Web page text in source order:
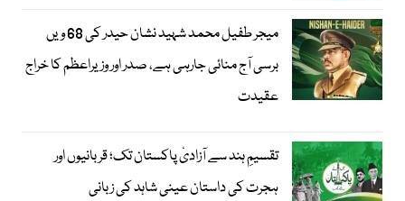
میجر طفیل محمد شہید نشان حیدر کی 68 ویں
برسی آج منائی جارہی ہے، صدر اور وزیراعظم کا خراج
عقیدت
تقسیمِ ہند سے آزادیٔ پاکستان تک؛ قربانیوں اور
ہجرت کی داستان عینی شاہد کی زبانی